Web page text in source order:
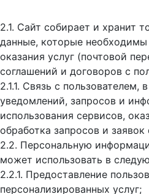
2.1. Сайт собирает и хранит
данные, которые необходимы
оказания услуг (почтовой
соглашений и договоров с
2.1.1. Связь с пользователем,
уведомлений, запросов и
использования сервисов,
обработка запросов и заявок
2.2. Персональную
может использовать в
2.2.1. Предоставление
персонализированных услуг;